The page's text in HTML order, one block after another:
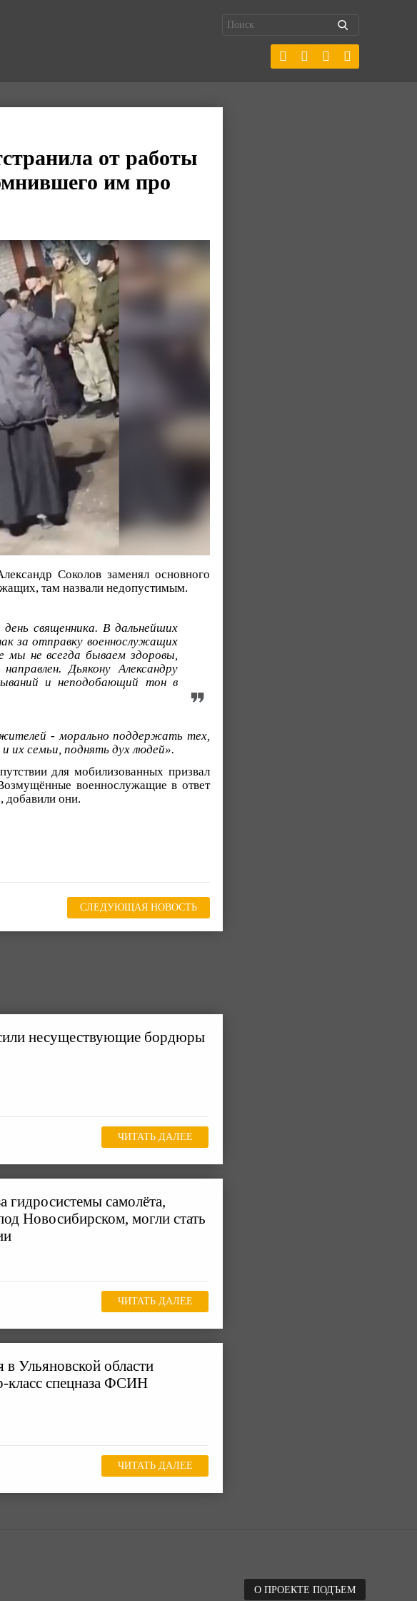
от работы
им про
Соколов заменял основного
там назвали недопустимым.
священника. В дальнейших
за отправку военнослужащих
мы не всегда бываем здоровы,
Дьякону Александру
и неподобающий тон в
- морально поддержать тех,
их семьи, поднять дух людей».
для мобилизованных призвал
военнослужащие в ответ
добавили они.
СЛЕДУЮЩАЯ НОВОСТЬ
несуществующие бордюры
ЧИТАТЬ ДАЛЕЕ
гидросистемы самолёта,
Новосибирском, могли стать
ЧИТАТЬ ДАЛЕЕ
в Ульяновской области
класс спецназа ФСИН
ЧИТАТЬ ДАЛЕЕ
О ПРОЕКТЕ ПОДЪЕМ